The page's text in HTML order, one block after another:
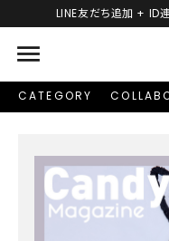
LINE友だち追加 + ID
menu
CATEGORY